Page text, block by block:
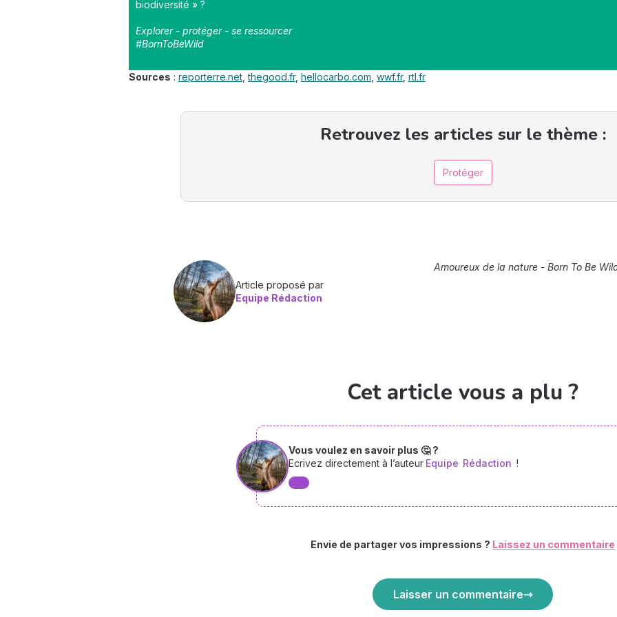
biodiversité » ?
Explorer - protéger - se ressourcer
#BornToBeWild
Sources : reporterre.net,thegood.fr, hellocarbo.com, wwf.fr, rtl.fr
Retrouvez les articles sur le thème :
Protéger
Article proposé par
Equipe Rédaction
Amoureux de la nature - Born To Be
Cet article vous a plu ?
Vous voulez en savoir plus 🤔 ?
Ecrivez directement à l’auteur Equipe Rédaction !
Envie de partager vos impressions ? Laissez un commentaire
Laisser un commentaire